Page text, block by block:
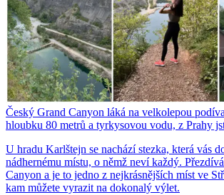
Český Grand Canyon láká na velkolepou
hloubku 80 metrů a tyrkysovou vodu, z Prahy
U hradu Karlštejn se nachází stezka, která vás
nádhernému místu, o němž neví každý.
Canyon a je to jedno z nejkrásnějších míst ve
kam můžete vyrazit na dokonalý výlet.